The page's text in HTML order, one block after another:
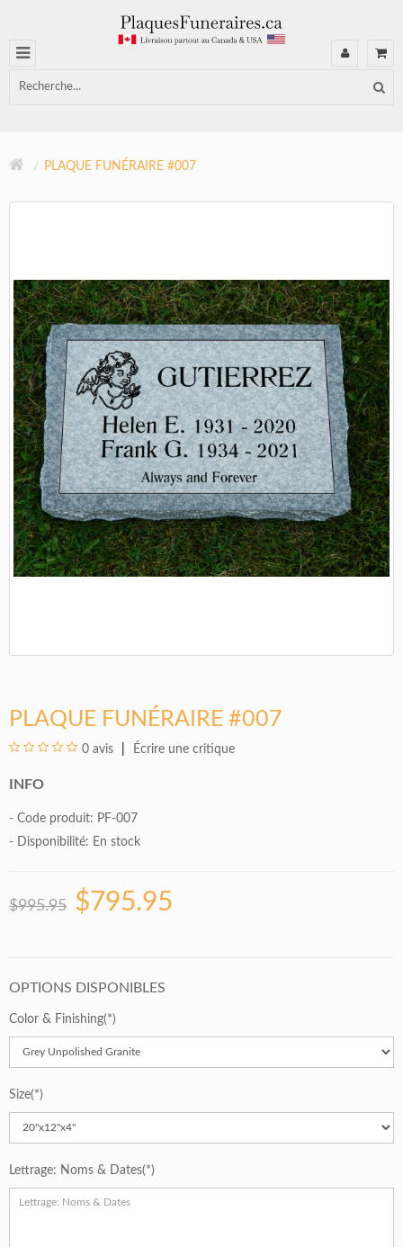
PLAQUE FUNÉRAIRE #007
PLAQUE FUNÉRAIRE #007
0 avis Écrire une critique
INFO
- Code produit: PF-007
- Disponibilité: En stock
$995.95 $795.95
OPTIONS DISPONIBLES
Color & Finishing
Size
Lettrage: Noms & Dates